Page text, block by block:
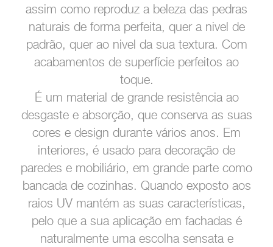
assim como reproduz a beleza das pedras
naturais de forma perfeita, quer a nivel de
padrão, quer ao nivel da sua textura. Com
acabamentos de superfície perfeitos ao
toque.
É um material de grande resistência ao
desgaste e absorção, que conserva as suas
cores e design durante vários anos. Em
interiores, é usado para decoração de
paredes e mobiliário, em grande parte como
bancada de cozinhas. Quando exposto aos
raios UV mantém as suas características,
pelo que a sua aplicação em fachadas é
naturalmente uma escolha sensata e